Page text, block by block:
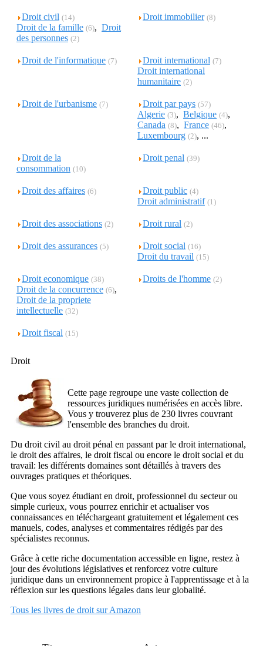
Droit civil (14)
Droit de la famille (6), Droit
des personnes (2)
Droit immobilier (8)
Droit de l'informatique (7) Droit international (7)
Droit international
humanitaire (2)
Droit de l'urbanisme (7) Droit par pays (57)
Algerie (3), Belgique (4),
Canada (8), France (46),
Luxembourg (2), ...
Droit de la
consommation (10)
Droit penal (39)
Droit des affaires (6) Droit public (4)
Droit administratif (1)
Droit des associations (2) Droit rural (2)
Droit des assurances (5) Droit social (16)
Droit du travail (15)
Droit economique (38)
Droit de la concurrence (6),
Droit de la propriete
intellectuelle (32)
Droits de l'homme (2)
Droit fiscal (15)
Droit
Cette page regroupe une vaste collection de
ressources juridiques numérisées en accès libre.
Vous y trouverez plus de 230 livres couvrant
l'ensemble des branches du droit.
Du droit civil au droit pénal en passant par le droit international,
le droit des affaires, le droit fiscal ou encore le droit social et du
travail: les différents domaines sont détaillés à travers des
ouvrages pratiques et théoriques.
Que vous soyez étudiant en droit, professionnel du secteur ou
simple curieux, vous pourrez enrichir et actualiser vos
connaissances en téléchargeant gratuitement et légalement ces
manuels, codes, analyses et commentaires rédigés par des
spécialistes reconnus.
Grâce à cette riche documentation accessible en ligne, restez à
jour des évolutions législatives et renforcez votre culture
juridique dans un environnement propice à l'apprentissage et à la
réflexion sur les questions légales dans leur globalité.
Tous les livres de droit sur Amazon